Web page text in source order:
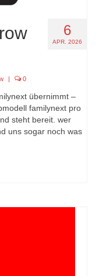
6
APR. 2026
0
übernimmt –
familynext pro
steht bereit. wer
uns sogar noch was